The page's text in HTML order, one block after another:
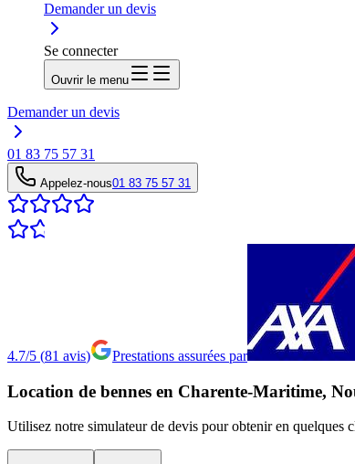
Demander un devis
Se connecter
Ouvrir le menu
Demander un devis
01 83 75 57 31
Appelez-nous01 83 75 57 31
4.7/5 (81 avis) Prestations assurées par
Location de bennes en Charente-Maritime,
Utilisez notre simulateur de devis pour obtenir en quelques